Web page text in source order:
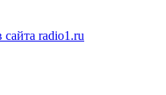
radio1.ru